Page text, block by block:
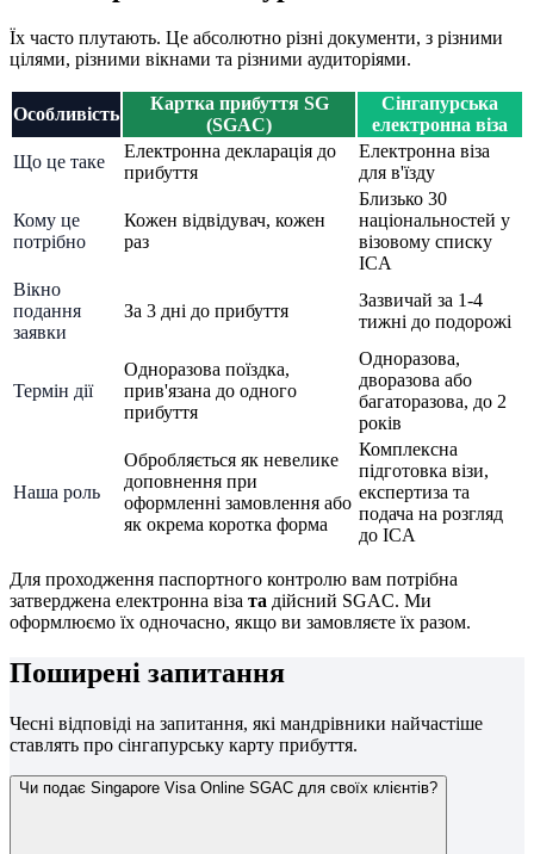
Їх часто плутають. Це абсолютно різні документи, з різними
цілями, різними вікнами та різними аудиторіями.
Особливість
Картка прибуття SG
(SGAC)
Сінгапурська
електронна віза
Що це таке
Електронна декларація до
прибуття
Електронна віза
для в'їзду
Кому це
потрібно
Кожен відвідувач, кожен
раз
Близько 30
національностей у
візовому списку
ICA
Вікно
подання
заявки
За 3 дні до прибуття
Зазвичай за 1-4
тижні до подорожі
Термін дії
Одноразова поїздка,
прив'язана до одного
прибуття
Одноразова,
дворазова або
багаторазова, до 2
років
Наша роль
Обробляється як невелике
доповнення при
оформленні замовлення або
як окрема коротка форма
Комплексна
підготовка візи,
експертиза та
подача на розгляд
до ICA
Для проходження паспортного контролю вам потрібна
затверджена електронна віза та дійсний SGAC. Ми
оформлюємо їх одночасно, якщо ви замовляєте їх разом.
Поширені запитання
Чесні відповіді на запитання, які мандрівники найчастіше
ставлять про сінгапурську карту прибуття.
Чи подає Singapore Visa Online SGAC для своїх клієнтів?